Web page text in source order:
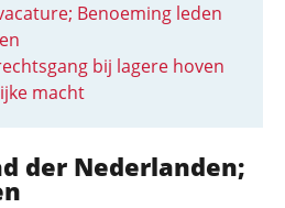
Benoeming leden
bij lagere hoven
macht
der Nederlanden;